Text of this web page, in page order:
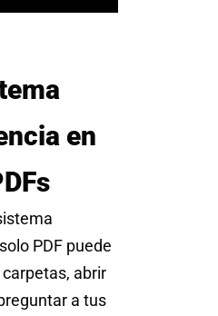
en
PDF puede
abrir
a tus